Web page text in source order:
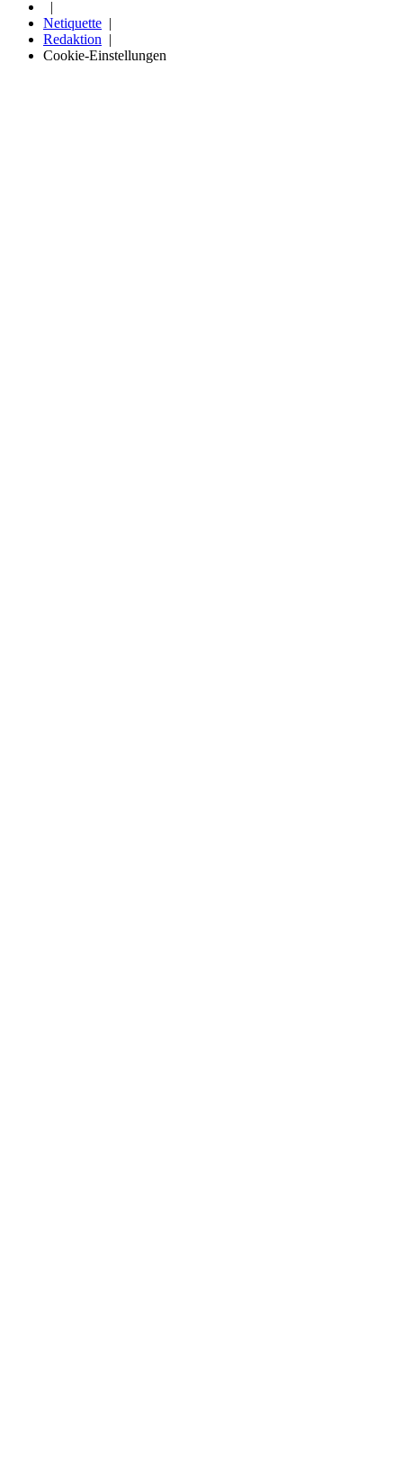
Netiquette
Redaktion
Cookie-Einstellungen